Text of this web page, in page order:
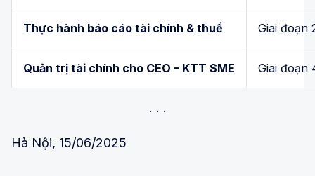
Thực hành báo cáo tài chính & thuế Giai đoạn
Quản trị tài chính cho CEO – KTT SME Giai đoạn
Hà Nội, 15/06/2025